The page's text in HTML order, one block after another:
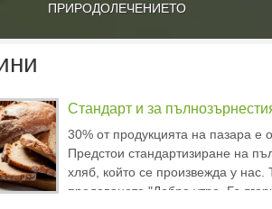
ПРИРОДОЛЕЧЕНИЕТО
Стандарт и за
30% от продукцията на пазара е
Предстои стандартизиране на
хляб, който се произвежда у нас.
предаването "Добро утро,